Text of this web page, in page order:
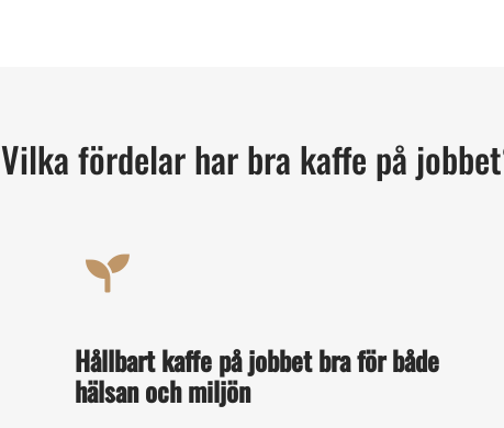
Vilka fördelar har bra kaffe på
Hållbart kaffe på jobbet bra för både
hälsan och miljön